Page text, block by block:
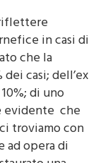
in casi di
che la
casi; dell’ex
di uno
evidente che
troviamo con
ad opera di